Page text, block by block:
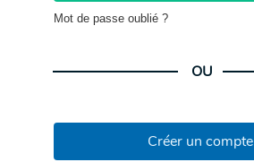
Mot de passe oublié ?
OU
Créer un compte